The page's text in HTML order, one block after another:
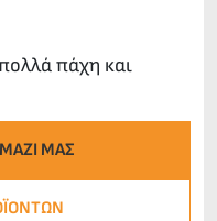
πάχη και
ΜΑΣ